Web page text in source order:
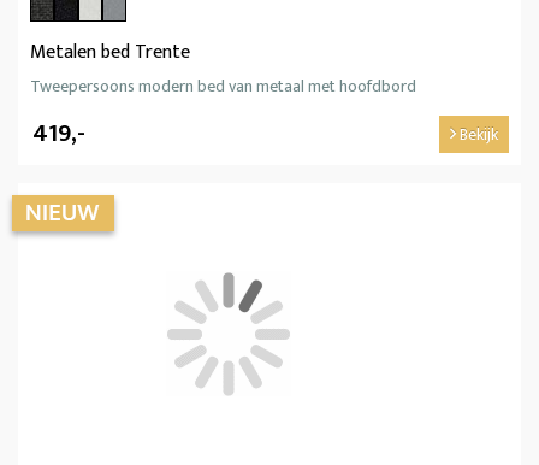
Metalen bed Trente
Tweepersoons modern bed van metaal met hoofdbord
419,- Bekijk